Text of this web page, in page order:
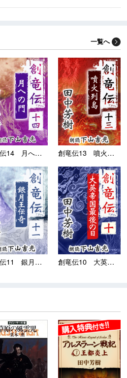
一覧へ
創竜伝14 月への門 創竜伝13 噴火列島
創竜伝11 銀月王伝奇 創竜伝10 大英帝国最...